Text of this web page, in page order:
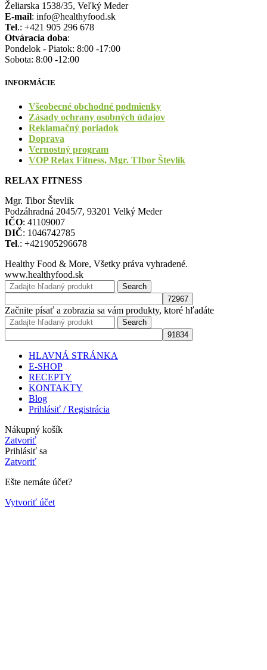
Želiarska 1538/35, Veľký Meder
E-mail: info@healthyfood.sk
Tel.: +421 905 296 678
Otváracia doba:
Pondelok - Piatok: 8:00 -17:00
Sobota: 8:00 -12:00
INFORMÁCIE
Všeobecné obchodné podmienky
Zásady ochrany osobných údajov
Reklamačný poriadok
Doprava
Vernostný program
VOP Relax Fitness, Mgr. TIbor Števlík
RELAX FITNESS
Mgr. Tibor Števlik
Podzáhradná 2045/7, 93201 Velký Meder
IČO: 41109007
DIČ: 1046742785
Tel.: +421905296678
Healthy Food & More, Všetky práva vyhradené.
www.healthyfood.sk
Search
Začnite písať a zobrazia sa vám produkty, ktoré hľadáte
Search
HLAVNÁ STRÁNKA
E-SHOP
RECEPTY
KONTAKTY
Blog
Prihlásiť / Registrácia
Nákupný košík
Zatvoriť
Prihlásiť sa
Zatvoriť
Ešte nemáte účet?
Vytvoriť účet